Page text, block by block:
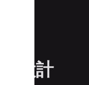
設計